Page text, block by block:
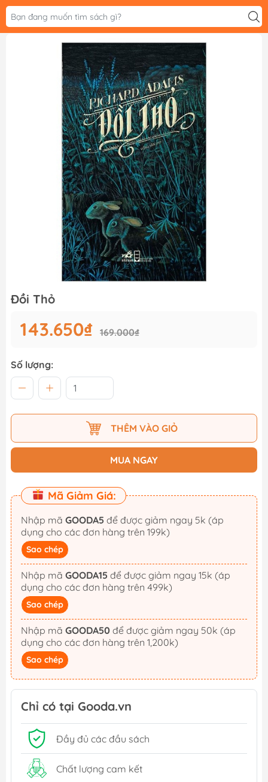
Đồi Thỏ
143.650₫ 169.000₫
Số lượng:
THÊM VÀO GIỎ
MUA NGAY
Mã Giảm Giá:
Nhập mã GOODA5
dụng cho các đơn hàng trên 199k)
Sao chép
Nhập mã GOODA15
dụng cho các đơn hàng trên 499k)
Sao chép
Nhập mã GOODA50
dụng cho các đơn hàng trên 1,200k)
Sao chép
Chỉ có tại Gooda.vn
Đầy đủ các đầu sách
Chất lượng cam kết